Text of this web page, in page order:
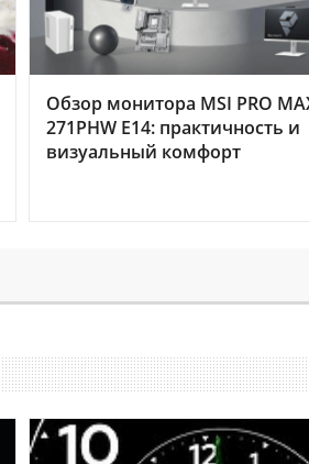
Обзор монитора MSI PRO
271PHW E14: практичность и
визуальный комфорт